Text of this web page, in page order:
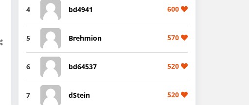
4 bd4941 600
5 Brehmion 570
6 bd64537 520
7 dStein 520